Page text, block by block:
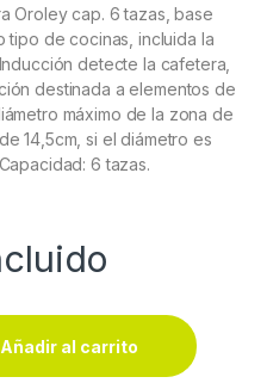
Oroley cap. 6 tazas, base
tipo de cocinas, incluida la
detecte la cafetera,
destinada a elementos de
máximo de la zona de
14,5cm, si el diámetro es
6 tazas.
Oroley cap. 6 tazas
Añadir al carrito